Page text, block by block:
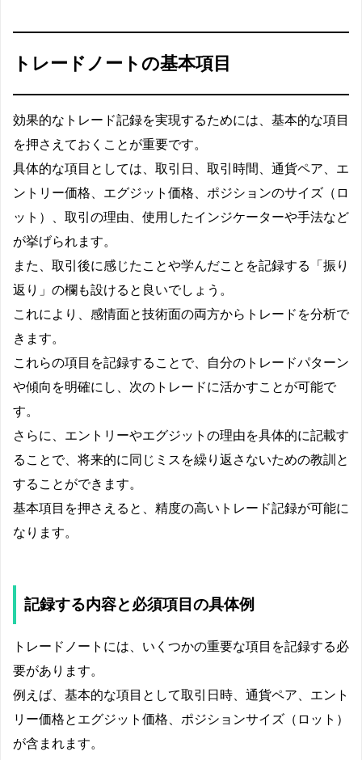
トレードノートの基本項目
効果的なトレード記録を実現するためには、基本的な項目
を押さえておくことが重要です。
具体的な項目としては、取引日、取引時間、通貨ペア、エ
ントリー価格、エグジット価格、ポジションのサイズ（ロ
ット）、取引の理由、使用したインジケーターや手法など
が挙げられます。
また、取引後に感じたことや学んだことを記録する「振り
返り」の欄も設けると良いでしょう。
これにより、感情面と技術面の両方からトレードを分析で
きます。
これらの項目を記録することで、自分のトレードパターン
や傾向を明確にし、次のトレードに活かすことが可能で
す。
さらに、エントリーやエグジットの理由を具体的に記載す
ることで、将来的に同じミスを繰り返さないための教訓と
することができます。
基本項目を押さえると、精度の高いトレード記録が可能に
なります。
記録する内容と必須項目の具体例
トレードノートには、いくつかの重要な項目を記録する必
要があります。
例えば、基本的な項目として取引日時、通貨ペア、エント
リー価格とエグジット価格、ポジションサイズ（ロット）
が含まれます。